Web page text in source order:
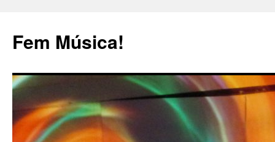
Fem Música!